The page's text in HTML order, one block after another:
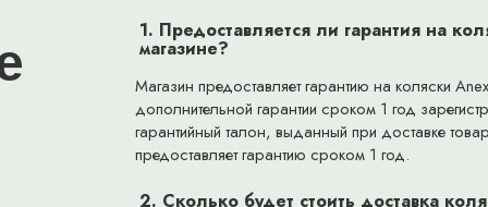
матрас не только дышащий, но и антибактериальный и
безопасен для детей.
1. Предоставляется ли гарантия на
магазине?
Магазин предоставляет гарантию на коляски
дополнительной гарантии сроком 1 год
гарантийный талон, выданный при доставке
предоставляет гарантию сроком 1 год.
2. Сколько будет стоить доставка